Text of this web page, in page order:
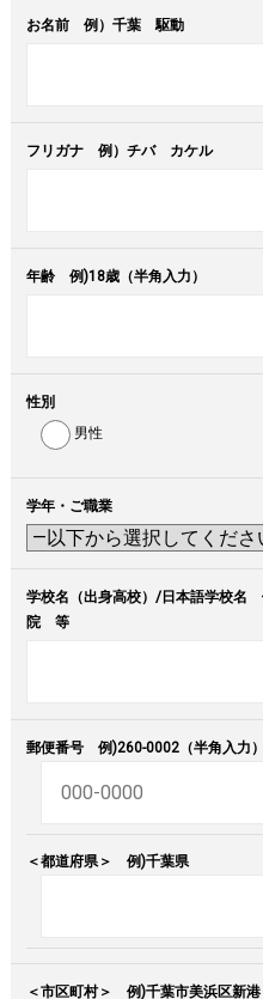
お名前 例）千葉 駆動
フリガナ 例）チバ カケル
年齢 例)18歳（半角入力）
性別
男性
学年・ご職業
学校名（出身高校）/日本語学校
院 等
郵便番号 例)260-0002（半角入力）
＜都道府県＞ 例)千葉県
＜市区町村＞ 例)千葉市美浜区新港